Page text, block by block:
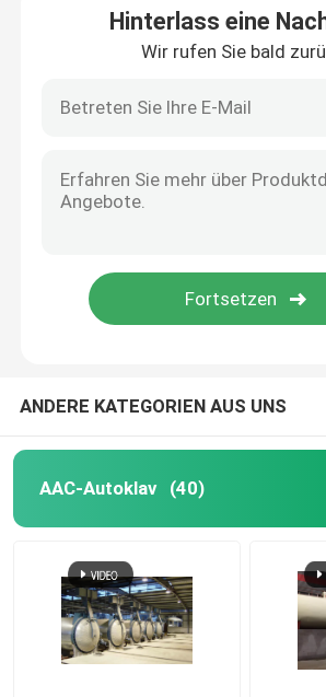
Hinterlass eine
Wir rufen Sie bald
ANDERE KATEGORIEN AUS UNS
AAC-Autoklav (40)